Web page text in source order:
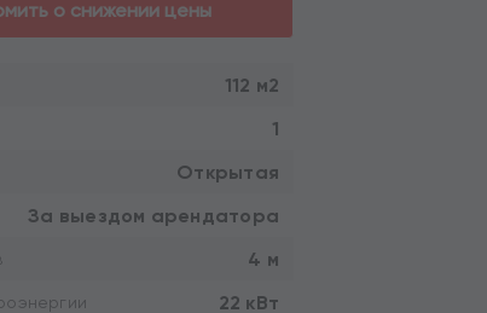
о снижении цены
112 м2
1
Открытая
За выездом арендатора
4 м
22 кВт